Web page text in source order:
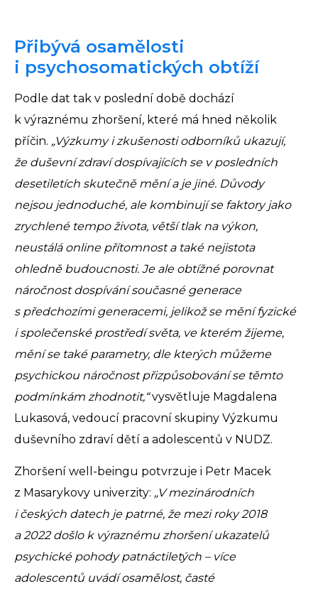
Přibývá osamělosti
i psychosomatických obtíží
Podle dat tak v poslední době dochází
k výraznému zhoršení, které má hned několik
příčin. „Výzkumy i zkušenosti odborníků ukazují,
že duševní zdraví dospívajících se v posledních
desetiletích skutečně mění a je jiné. Důvody
nejsou jednoduché, ale kombinují se faktory jako
zrychlené tempo života, větší tlak na výkon,
neustálá online přítomnost a také nejistota
ohledně budoucnosti. Je ale obtížné porovnat
náročnost dospívání současné generace
s předchozími generacemi, jelikož se mění fyzické
i společenské prostředí světa, ve kterém žijeme,
mění se také parametry, dle kterých můžeme
psychickou náročnost přizpůsobování se těmto
podmínkám zhodnotit,“vysvětluje Magdalena
Lukasová, vedoucí pracovní skupiny Výzkumu
duševního zdraví dětí a adolescentů v NUDZ.
Zhoršení well-beingu potvrzuje i Petr Macek
z Masarykovy univerzity: „V mezinárodních
i českých datech je patrné, že mezi roky 2018
a 2022 došlo k výraznému zhoršení ukazatelů
psychické pohody patnáctiletých – více
adolescentů uvádí osamělost, časté